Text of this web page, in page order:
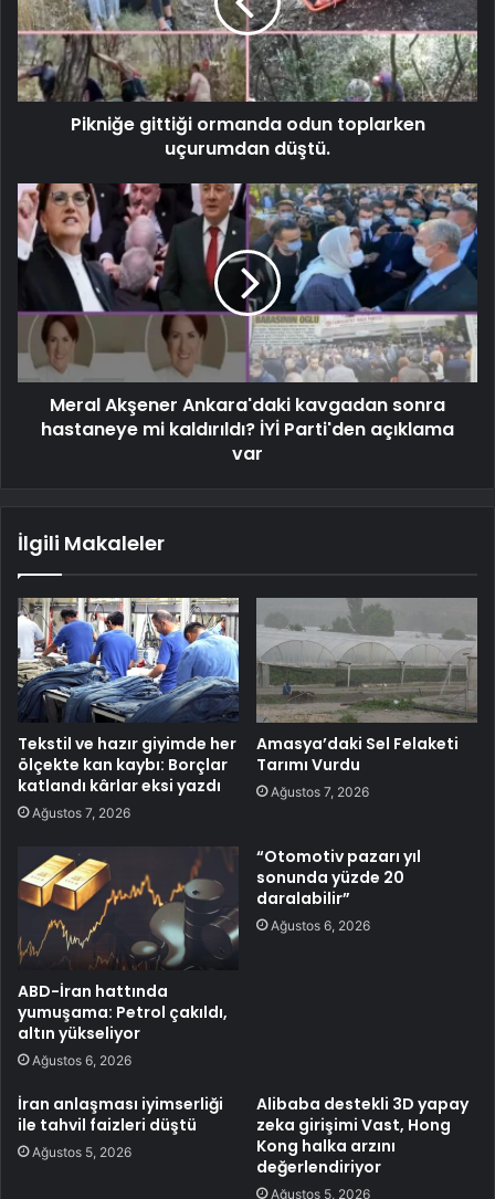
Pikniğe gittiği ormanda odun toplarken
uçurumdan düştü.
Meral Akşener Ankara'daki kavgadan sonra
hastaneye mi kaldırıldı? İYİ Parti'den açıklama
var
İlgili Makaleler
Tekstil ve hazır giyimde her
ölçekte kan kaybı: Borçlar
katlandı kârlar eksi yazdı
Ağustos 7, 2026
Amasya’daki Sel Felaketi
Tarımı Vurdu
Ağustos 7, 2026
ABD-İran hattında
yumuşama: Petrol çakıldı,
altın yükseliyor
Ağustos 6, 2026
“Otomotiv pazarı yıl
sonunda yüzde 20
daralabilir”
Ağustos 6, 2026
İran anlaşması iyimserliği
ile tahvil faizleri düştü
Ağustos 5, 2026
Alibaba destekli 3D yapay
zeka girişimi Vast, Hong
Kong halka arzını
değerlendiriyor
Ağustos 5, 2026